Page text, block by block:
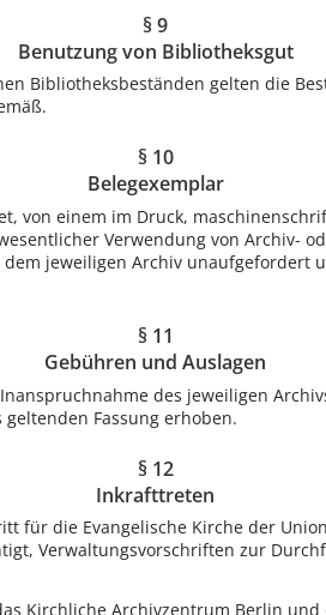
§ 9
Benutzung von Bibliotheksgut
Bibliotheksbeständen gelten die
§ 10
Belegexemplar
von einem im Druck,
Verwendung von Archiv-
jeweiligen Archiv unaufgefordert
§ 11
Gebühren und Auslagen
des jeweiligen
Fassung erhoben.
§ 12
Inkrafttreten
für die Evangelische Kirche der
Verwaltungsvorschriften zur
Kirchliche Archivzentrum Berlin